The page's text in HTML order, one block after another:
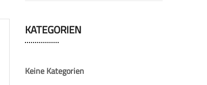
KATEGORIEN
Keine Kategorien